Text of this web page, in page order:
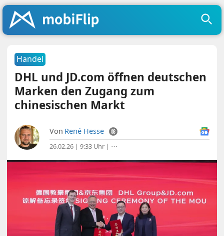
Handel
DHL und JD.com öffnen deutschen
Marken den Zugang zum
chinesischen Markt
Von René Hesse
26.02.26 | 9:33 Uhr | ⋯